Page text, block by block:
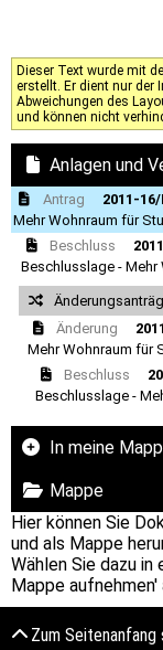
Dieser Text wurde mit
erstellt. Er dient nur der
Abweichungen des
und können nicht
Anlagen und
Antrag
2011-
Mehr Wohnraum für
Beschluss
Beschlusslage -
Änderung
Mehr Wohnraum für
Beschluss
Beschlusslage -
In meine
Mappe
Hier können Sie
und als Mappe
Wählen Sie dazu
Mappe aufnehmen'
Zum Seitenanfang